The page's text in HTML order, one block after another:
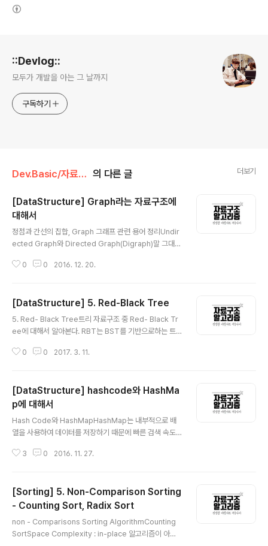
::Devlog::
모두가 개발을 아는 그 날까지
구독하기
Dev.Basic/자료구조&알고리즘 의 다른 글 더보기
[DataStructure] Graph라는 자료구조에
대해서
정점과 간선의 집합, Graph 그래프 관련 용어 정리Undir
ected Graph와 Directed Graph(Digraph)말 그대로
Undirected Graph라 하고, 간선에 방향성이 포함되어
(3, 4), (3, 4), (5, 6)} (u, v) = vertex u에서 vertex v
로 가는 edge Undirected Graph V = {1, 2, 3, 4, 5,
6}E = {(1, 4), (2,1), (3, 4), (3, 4), (5, 6)} (u, v) = vert..
0 0 2016. 12. 20.
[DataStructure] 5. Red-Black Tree
5. Red- Black Tree트리 자료구조 중 Red- Black Tr
ee에 대해서 알아본다. RBT는 BST를 기반으로하는 트
율적인 탐색을 위해서는 어떻게 찾을까만 고민해서는 안된
단 이진 탐색 트리에는 데이터를 저장하는 규칙이 있다. 그
리고 그 규칙은 특정 데이터의 위치를 찾는데 사용할 수 있
다. 규칙 1. 이진 탐색 트리의 노드에 저장된 키는 유일하다.
규칙 2. 루트 노드의 키가 왼쪽 서브 트리를 구성하는 어떠
한 노드의 키보다 크다. 규칙 3. 루트 노드의 키가 오른쪽
서브 트리를 구성하는 어떠한 노드의 키보다 작다..
0 0 2017. 3. 11.
[DataStructure] hashcode와 HashMa
p에 대해서
Hash Code와 HashMapHashMap는 내부적으로 배
열을 사용하여 데이터를 저장하기 때문에 빠른 검색 속도
인덱스로 접근하게 되므로 Time Complexity가 O(1)이
고리즘'을 이용하여 데이터와 연관된 고유한 숫자를 만들
어 낸 뒤 이를 인덱스로 사용한다. 특정 데이터가 저장되는
다른 데이터의 사이에 끼어들거나 삭제 시 다른 데이터로
채울 필요가 없으므로 추가적인 데이터의 이동이 없다. `특
3 0 2016. 11. 27.
[Sorting] 5. Non-Comparison Sorting
- Counting Sort, Radix Sort
non - Comparisons Sorting AlgorithmCounting
SortSpace Complexity : in-place 알고리즘이 아니